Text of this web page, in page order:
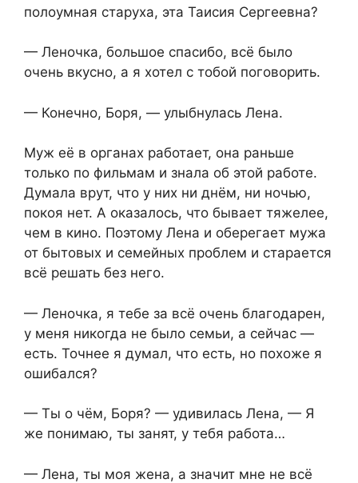
полоумная старуха, эта Таисия Сергеевна?
— Леночка, большое спасибо, всё было
очень вкусно, а я хотел с тобой поговорить.
— Конечно, Боря, — улыбнулась Лена.
Муж её в органах работает, она раньше
только по фильмам и знала об этой работе.
Думала врут, что у них ни днём, ни ночью,
покоя нет. А оказалось, что бывает тяжелее,
чем в кино. Поэтому Лена и оберегает мужа
от бытовых и семейных проблем и старается
всё решать без него.
— Леночка, я тебе за всё очень благодарен,
у меня никогда не было семьи, а сейчас —
есть. Точнее я думал, что есть, но похоже я
ошибался?
— Ты о чём, Боря? — удивилась Лена, — Я
же понимаю, ты занят, у тебя работа…
— Лена, ты моя жена, а значит мне не всё